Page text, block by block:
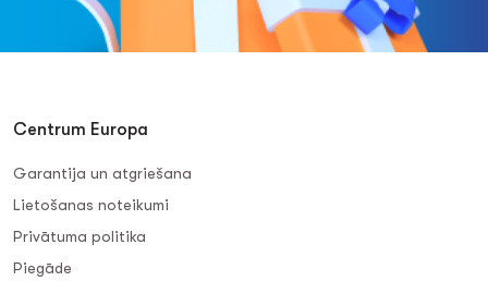
Centrum Europa
Garantija un atgriešana
Lietošanas noteikumi
Privātuma politika
Piegāde